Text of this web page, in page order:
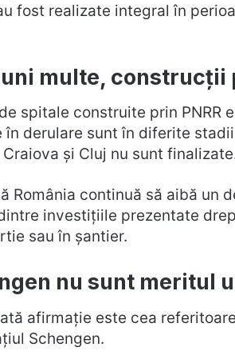
fost realizate integral în
multe, construcții
spitale construite prin PNRR
derulare sunt în diferite
și Cluj nu sunt
România continuă să aibă un
investițiile prezentate
sau în șantier.
nu sunt meritul
afirmație este cea
Schengen.